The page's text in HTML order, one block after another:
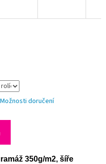
Možnosti doručení
350g/m2, šíře